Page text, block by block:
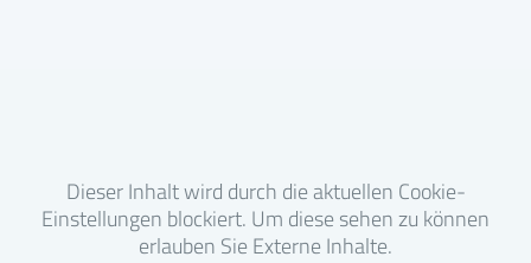
Dieser Inhalt wird durch die aktuellen Cookie-
Einstellungen blockiert. Um diese sehen zu können
erlauben Sie Externe Inhalte.